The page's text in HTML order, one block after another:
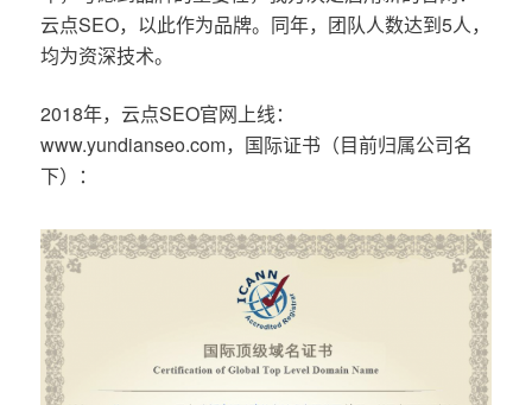
云点SEO，以此作为品牌。同年，团队人数达到5人，
均为资深技术。
2018年，云点SEO官网上线：
www.yundianseo.com，国际证书（目前归属公司名
下）：